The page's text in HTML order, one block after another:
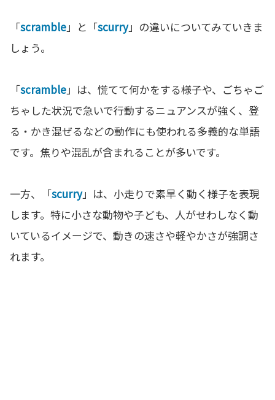
「scramble」と「scurry」の違いについてみていきま
しょう。
「scramble」は、慌てて何かをする様子や、ごちゃご
ちゃした状況で急いで行動するニュアンスが強く、登
る・かき混ぜるなどの動作にも使われる多義的な単語
です。焦りや混乱が含まれることが多いです。
一方、「scurry」は、小走りで素早く動く様子を表現
します。特に小さな動物や子ども、人がせわしなく動
いているイメージで、動きの速さや軽やかさが強調さ
れます。